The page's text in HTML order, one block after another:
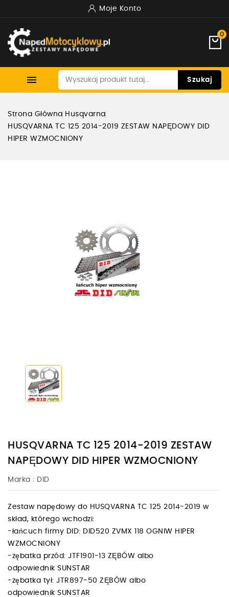
Moje Konto
0
 Szukaj
Strona Główna Husqvarna
HUSQVARNA TC 125 2014-2019 ZESTAW NAPĘDOWY DID
HIPER WZMOCNIONY
HUSQVARNA TC 125 2014-2019 ZESTAW
NAPĘDOWY DID HIPER WZMOCNIONY
Marka : DID
Zestaw napędowy do HUSQVARNA TC 125 2014-2019 w
skład, którego wchodzi:
-łańcuch firmy DID: DID520 ZVMX 118 OGNIW HIPER
WZMOCNIONY
-zębatka przód: JTF1901-13 ZĘBÓW albo
odpowiednik SUNSTAR
-zębatka tył: JTR897-50 ZĘBÓW albo
odpowiednik SUNSTAR